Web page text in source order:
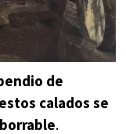
de
calados se
.